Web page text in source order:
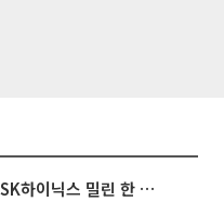
[베스트&워스트] 삼성전자·SK하이닉스 밀린 한 주…상상인증권은 85% 급등